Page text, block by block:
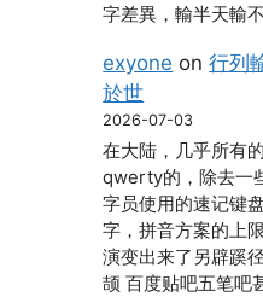
字差異，輸半天輸
exyone on行列
於世
2026-07-03
在大陆，几乎所有
qwerty的，除去一
字员使用的速记键
字，拼音方案的上
演变出来了另辟蹊
颉 百度贴吧五笔吧